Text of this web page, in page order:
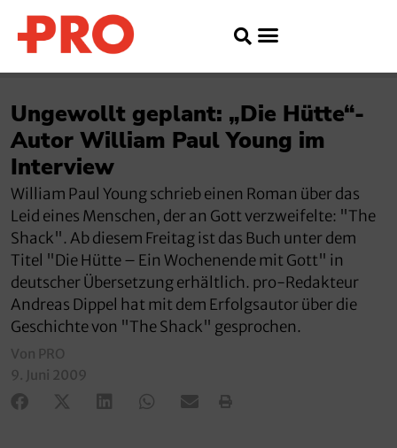
Ungewollt geplant: „Die Hütte“-
Autor William Paul Young im
Interview
William Paul Young schrieb einen Roman über das
Leid eines Menschen, der an Gott verzweifelte: "The
Shack". Ab diesem Freitag ist das Buch unter dem
Titel "Die Hütte – Ein Wochenende mit Gott" in
deutscher Übersetzung erhältlich. pro-Redakteur
Andreas Dippel hat mit dem Erfolgsautor über die
Geschichte von "The Shack" gesprochen.
Von PRO
9. Juni 2009